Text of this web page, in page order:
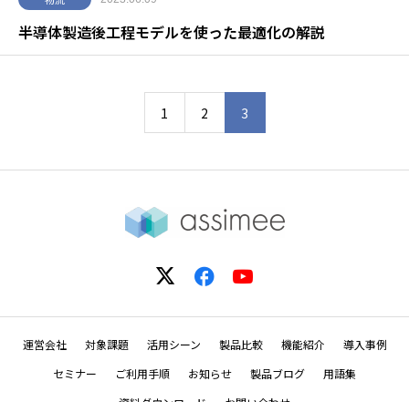
半導体製造後工程モデルを使った最適化の解説
1 2 3
運営会社 対象課題 活用シーン 製品比較 機能紹介
導入事例
セミナー
ご利用手順 お知らせ 製品ブログ
用語集